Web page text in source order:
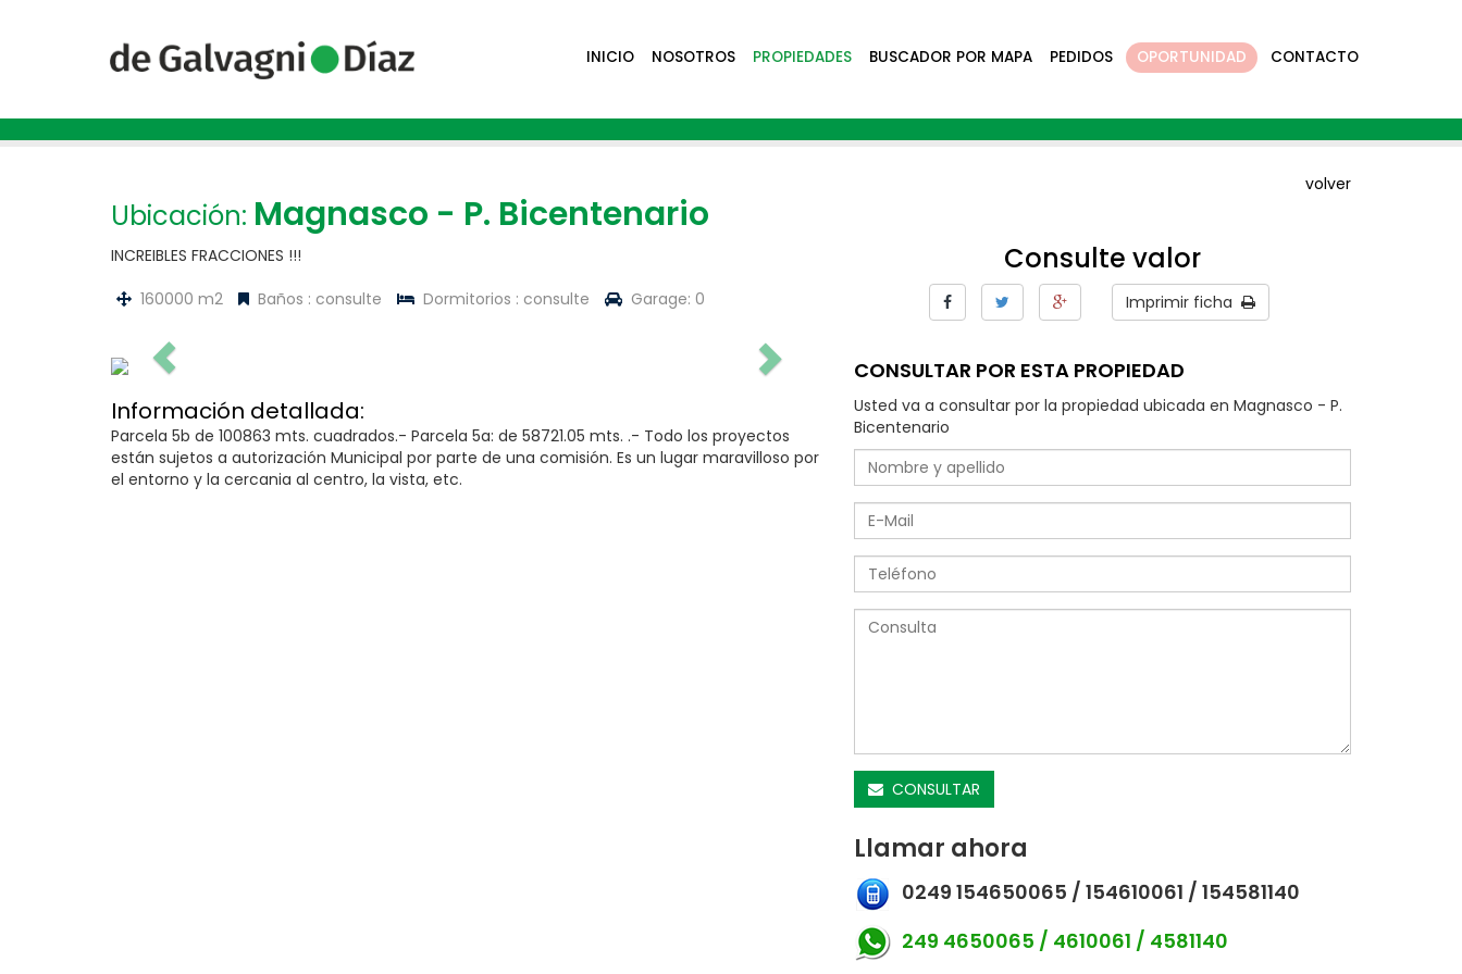
INICIO NOSOTROS PROPIEDADES BUSCADOR POR MAPA PEDIDOS OPORTUNIDAD CONTACTO
volver
Ubicación: Magnasco - P. Bicentenario
INCREIBLES FRACCIONES !!!
160000 m2
Baños : consulte Dormitorios : consulte Garage: 0
Consulte valor
Imprimir ficha
Información detallada:
Parcela 5b de 100863 mts. cuadrados.- Parcela 5a: de 58721.05 mts. .- Todo los proyectos
están sujetos a autorización Municipal por parte de una comisión. Es un lugar maravilloso por
el entorno y la cercan­ia al centro, la vista, etc.
CONSULTAR POR ESTA PROPIEDAD
Usted va a consultar por la propiedad ubicada en Magnasco - P.
Bicentenario
CONSULTAR
Llamar ahora
0249 154650065 / 154610061 / 154581140
249 4650065 / 4610061 / 4581140